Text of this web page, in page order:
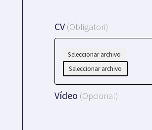
CV (Obligatori)
Vídeo (Opcional)